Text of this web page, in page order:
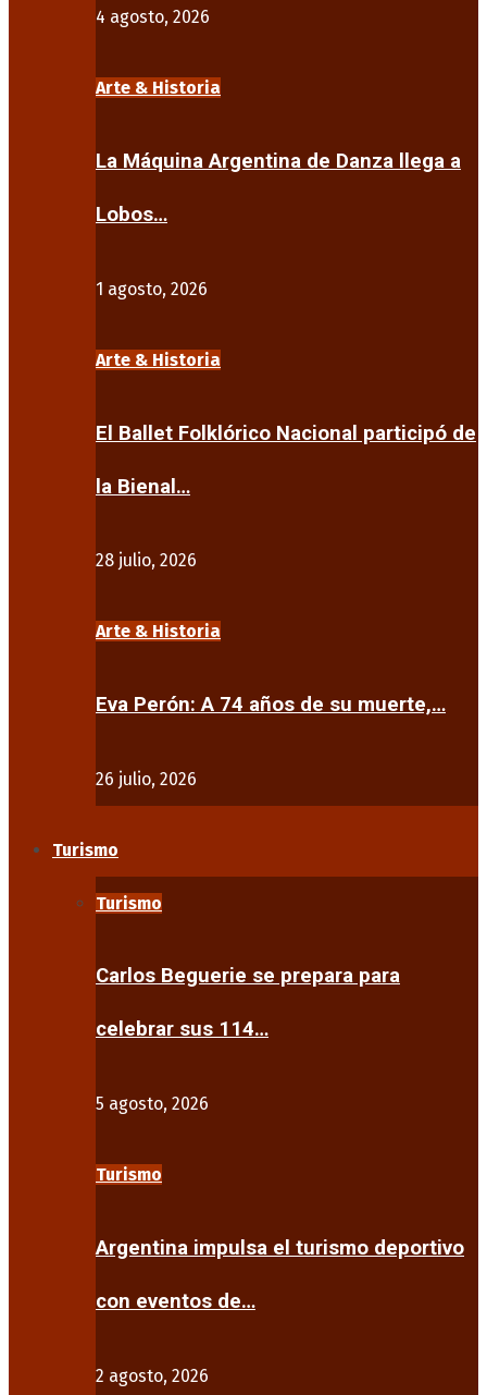
4 agosto, 2026
Arte & Historia
La Máquina Argentina de Danza llega a
Lobos…
1 agosto, 2026
Arte & Historia
El Ballet Folklórico Nacional participó de
la Bienal…
28 julio, 2026
Arte & Historia
Eva Perón: A 74 años de su muerte,…
26 julio, 2026
Turismo
Turismo
Carlos Beguerie se prepara para
celebrar sus 114…
5 agosto, 2026
Turismo
Argentina impulsa el turismo deportivo
con eventos de…
2 agosto, 2026